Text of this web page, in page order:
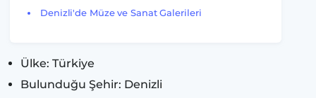
Denizli'de Müze ve Sanat Galerileri
Ülke: Türkiye
Bulunduğu Şehir: Denizli